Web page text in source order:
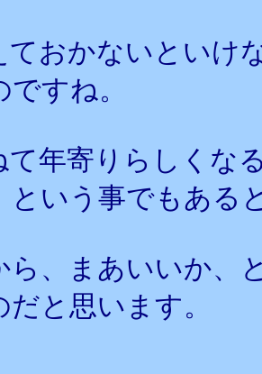
ておかないといけ
すね。
て年寄りらしくな
という事でもある
ら、まあいいか、
と思います。